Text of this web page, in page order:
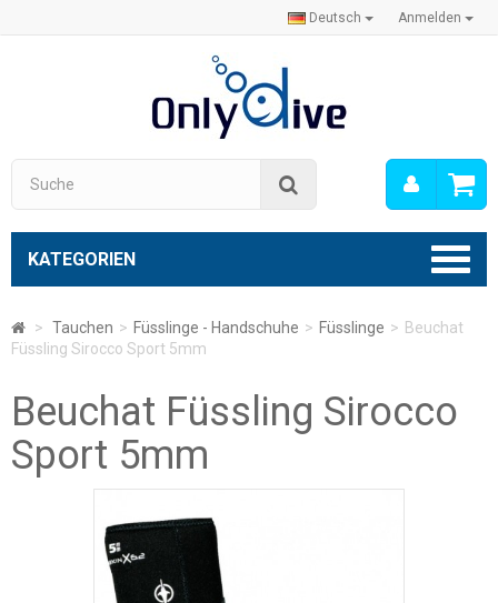
Anmelden
Deutsch
Mein
Konto
KATEGORIEN
> Tauchen > Füsslinge - Handschuhe > Füsslinge > Beuchat
Füssling Sirocco Sport 5mm
Beuchat Füssling Sirocco
Sport 5mm